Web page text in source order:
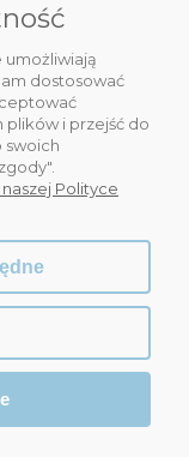
dostosować
plików i przejść do
swoich
Polityce